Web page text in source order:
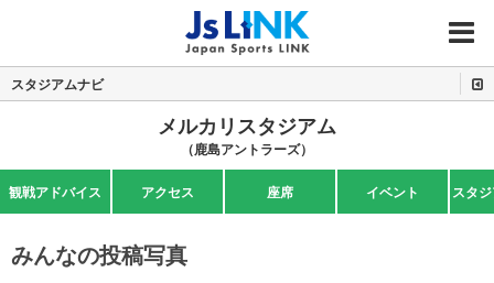
MENU
スタジアムナビ
メルカリスタジアム
（鹿島アントラーズ）
観戦アドバイス アクセス 座席 イベント スタ
みんなの投稿写真